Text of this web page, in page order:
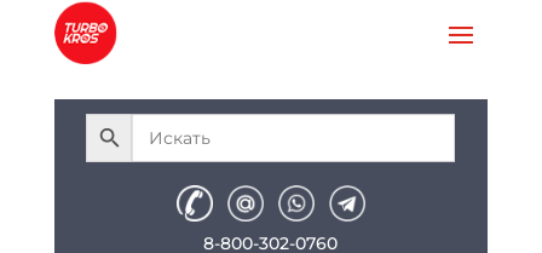
8-800-302-0760